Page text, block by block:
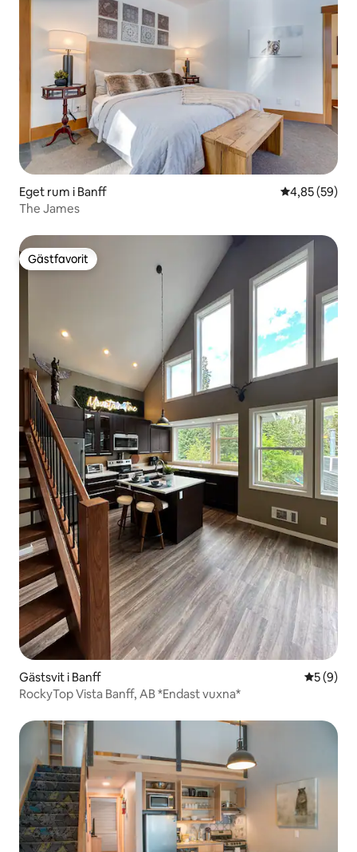
Eget rum i Banff 4,85 av 5 i
4,85 (59)
The James
Gästfavorit
Gästfavorit
Gästsvit i Banff 5 av 5 i
5 (9)
RockyTop Vista Banff, AB *Endast vuxna*